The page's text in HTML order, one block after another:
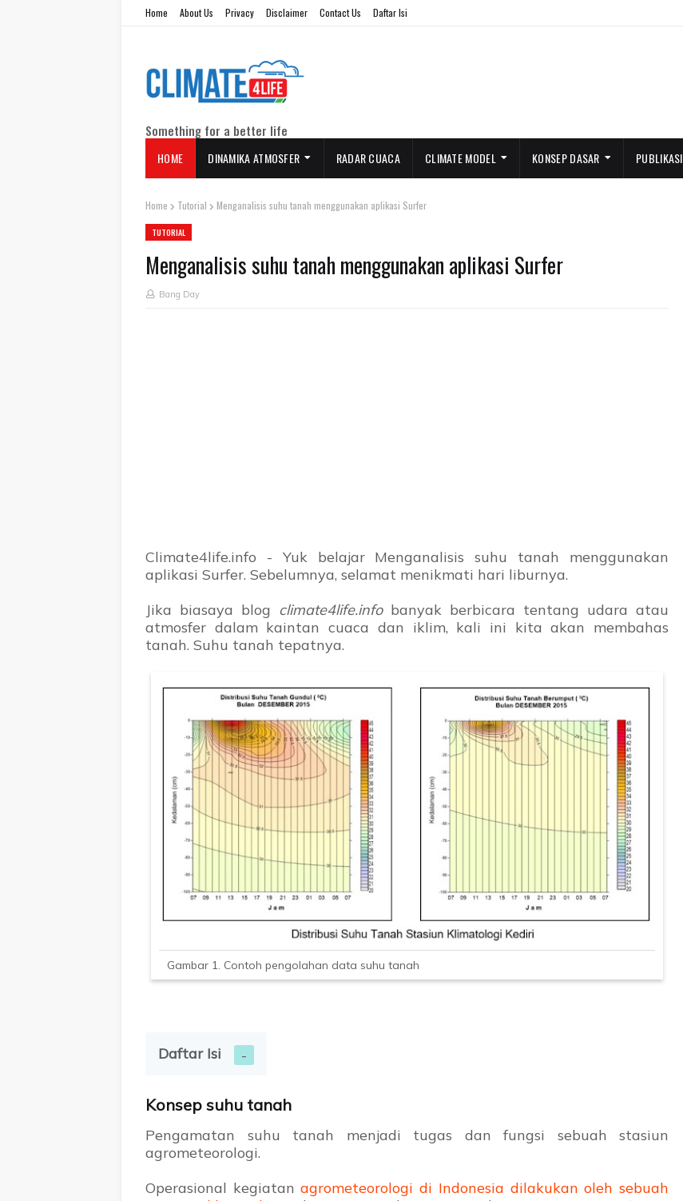
Home About Us Privacy Disclaimer Contact Us Daftar Isi
Something for a better life
HOME DINAMIKA ATMOSFER RADAR CUACA CLIMATE MODEL KONSEP DASAR PUBLIKASI
Home Tutorial Menganalisis suhu tanah menggunakan aplikasi Surfer
TUTORIAL
Menganalisis suhu tanah menggunakan aplikasi Surfer
Bang Day
Climate4life.info - Yuk belajar Menganalisis suhu tanah menggunakan
aplikasi Surfer. Sebelumnya, selamat menikmati hari liburnya.
Jika biasaya blog climate4life.infobanyak berbicara tentang udara atau
atmosfer dalam kaintan cuaca dan iklim, kali ini kita akan membahas
tanah. Suhu tanah tepatnya.
Gambar 1. Contoh pengolahan data suhu tanah
Daftar Isi
Konsep suhu tanah
Pengamatan suhu tanah menjadi tugas dan fungsi sebuah stasiun
agrometeorologi.
Operasional kegiatanagrometeorologi di Indonesia dilakukan oleh sebuah